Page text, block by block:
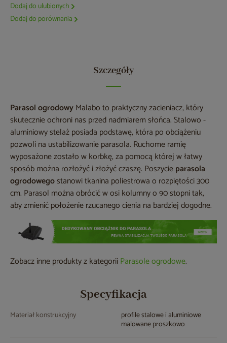
Dodaj do ulubionych
Dodaj do porównania
Szczegóły
Parasol ogrodowyMalabo to praktyczny zacieniacz, który
skutecznie ochroni nas przed nadmiarem słońca. Stalowo -
aluminiowy stelaż posiada podstawę, która po obciążeniu
pozwoli na ustabilizowanie parasola. Ruchome ramię
wyposażone zostało w korbkę, za pomocą której w łatwy
sposób można rozłożyć i złożyć czaszę. Poszycieparasola
ogrodowegostanowi tkanina poliestrowa o rozpiętości 300
cm. Parasol można obrócić w osi kolumny o 90 stopni tak,
aby zmienić położenie rzucanego cienia na bardziej dogodne.
Zobacz inne produkty z kategoriiParasole ogrodowe.
Specyfikacja
Materiał konstrukcyjny profile stalowe i aluminiowe
malowane proszkowo